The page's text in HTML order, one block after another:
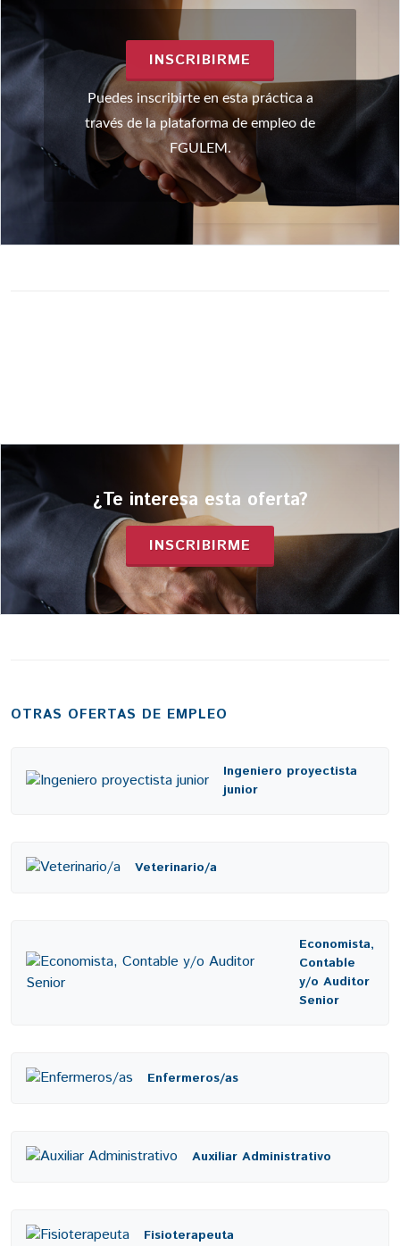
INSCRIBIRME
Puedes inscribirte en esta práctica a
través de la plataforma de empleo de
FGULEM.
¿Te interesa esta oferta?
INSCRIBIRME
OTRAS OFERTAS DE EMPLEO
Ingeniero proyectista
junior
Veterinario/a
Economista,
Contable
y/o Auditor
Senior
Enfermeros/as
Auxiliar Administrativo
Fisioterapeuta